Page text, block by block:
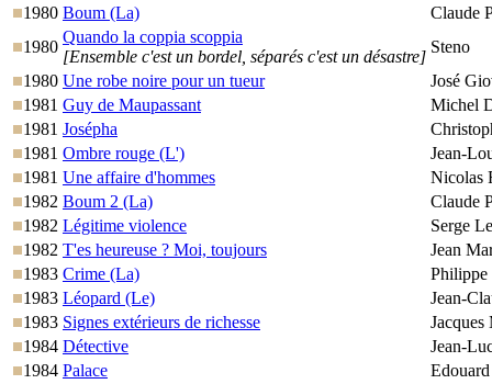
1980 Boum (La)
Claude
1980
Quando la coppia scoppia
[Ensemble c'est un bordel, séparés c'est un désastre]
Steno
1980 Une robe noire pour un tueur
José
1981 Guy de Maupassant
Michel
1981 Josépha
1981 Ombre rouge (L')
Jean-
1981 Une affaire d'hommes
Nicolas
1982 Boum 2 (La)
Claude
1982 Légitime violence
Serge
1982 T'es heureuse ? Moi, toujours
Jean
1983 Crime (La)
Philippe
1983 Léopard (Le)
Jean-
1983 Signes extérieurs de richesse
Jacques
1984 Détective
Jean-
1984 Palace